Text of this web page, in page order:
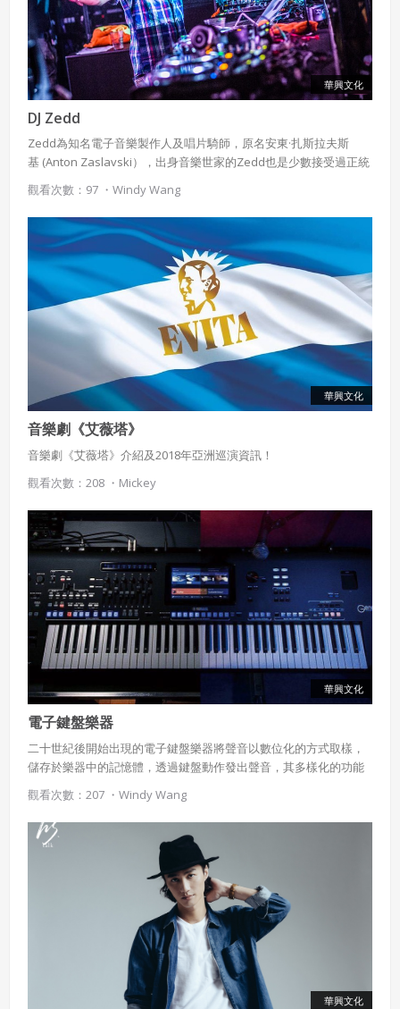
華興文化
DJ Zedd
Zedd為知名電子音樂製作人及唱片騎師，原名安東·扎斯拉夫斯
基 (Anton Zaslavski），出身音樂世家的Zedd也是少數接受過正統
古典音樂訓練的DJ。Zedd自2009年起開始自學製作電子音樂，最初
以House 風格為主，慢慢融合Progressive House、Dubstep和
Complextro...等風格，在知音Skrillex的幫助下，Zedd在美國迅速
竄紅、打開知名度，更與多位當紅歌手如Lady Gaga、
Justin Bieber、The Black Eyed Beans ...等合作，奠定他在EDM 圈
的地位。
觀看次數：97 ・ Windy Wang
華興文化
音樂劇《艾薇塔》
音樂劇《艾薇塔》介紹及2018年亞洲巡演資訊！
觀看次數：208 ・ Mickey
華興文化
電子鍵盤樂器
二十世紀後開始出現的電子鍵盤樂器將聲音以數位化的方式取樣，
儲存於樂器中的記憶體，透過鍵盤動作發出聲音，其多樣化的功能
是傳統鋼琴無法比擬的，例如多種樂器音色的選擇、自動伴奏、錄
音編曲、甚至能上網下載樂曲...等。
觀看次數：207 ・ Windy Wang
華興文化
使用 Facebook 帳號登入
使用 Google 帳號登入
還沒有註冊帳號嗎？點擊 立刻註冊
使用 Facebook 帳號註冊
使用 Google 帳號註冊
使用條款
已經有註冊帳號了嗎？點擊立刻登入
緣會員有意願吉寶知識系統（本系統），經註冊本
系統表示您同意會員合約：
一、定義條款
授權內容：係指吉寶系統有限公司（吉寶系統公司）所有或
經授權使用而置放於吉寶知識系統網站或系統內之著作物。
衍生著作：係指就授權內容改作之創作。
二、會員規範
會員同意遵守本系統之會員規範、著作權條款及隱私權政
策。
違反前項約定者，本系統得終止會員資格。
會員得於本系統內使用授權內容，除經著作權人有標示採取
創用CC授權或其他授權者，會員不得重製、轉載、散布或類
似方法流通授權內容。
本系統防盜拷措施或類似措施，會員不得予以破解、破壞或
以其他方法規避。
我同意上述會員條款
同意上述條款，確定註冊